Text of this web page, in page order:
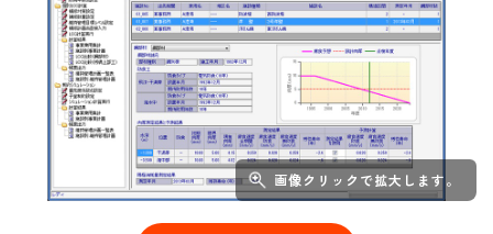
画像クリックで拡大します。